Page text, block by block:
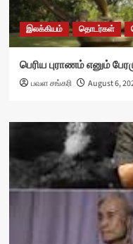
இலக்கியம் தொடர்கள்
பெரிய புராணம் எனும்
பவள சங்கரி August 6,